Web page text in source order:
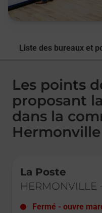
Liste des bureaux et
Les points
proposant
dans la
Hermonville
La Poste
HERMONVILLE -
Fermé - ouvre